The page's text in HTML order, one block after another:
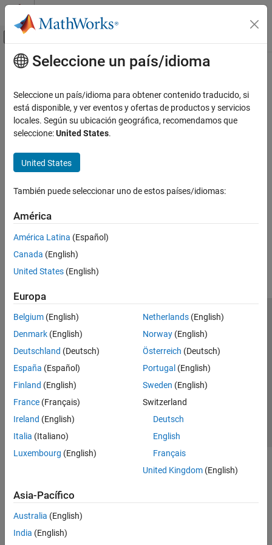
Saltar al contenido
Mostrar/ocultar menú de navegación
Inicio de Documentación
Contenido principal
How useful was this information?
Seleccione un país/idioma
Seleccione un país/idioma para obtener contenido traducido, si
está disponible, y ver eventos y ofertas de productos y servicios
locales. Según su ubicación geográfica, recomendamos que
seleccione:United States.
United States
También puede seleccionar uno de estos países/idiomas:
América
América Latina (Español)
Canada (English)
United States (English)
Europa
Belgium (English)
Denmark (English)
Deutschland (Deutsch)
España (Español)
Finland (English)
France (Français)
Ireland (English)
Italia (Italiano)
Luxembourg (English)
Netherlands(English)
Norway(English)
Österreich (Deutsch)
Portugal (English)
Sweden (English)
Switzerland
Deutsch
English
Français
United Kingdom(English)
Asia-Pacífico
Australia (English)
India (English)
Centro de confianza
Marcas comerciales
Política de privacidad
Antipiratería
Estado de las aplicaciones
Información de contacto
© 1994-2026 The MathWorks, Inc.
Seleccione un país/